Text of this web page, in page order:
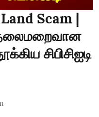
Scam |
சிபிசிஐடி